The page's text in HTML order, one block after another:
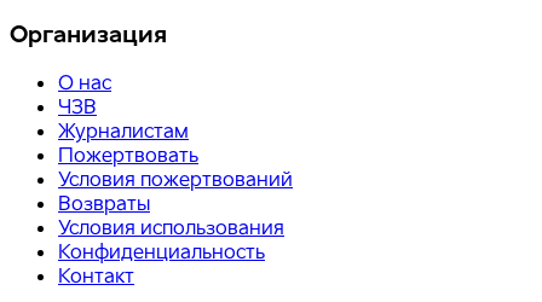
Организация
О нас
ЧЗВ
Журналистам
Пожертвовать
Условия пожертвований
Возвраты
Условия использования
Конфиденциальность
Контакт